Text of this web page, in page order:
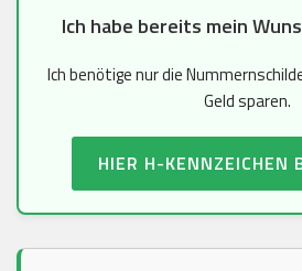
Ich habe bereits mein
Ich benötige nur die
Geld sparen.
HIER H-KENNZEICHEN